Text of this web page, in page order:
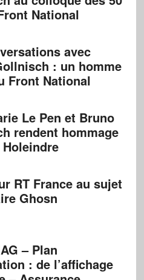
National
avec
: un homme
Front National
Le Pen et Bruno
rendent hommage
RT France au sujet
Ghosn
– Plan
: de l’affichage